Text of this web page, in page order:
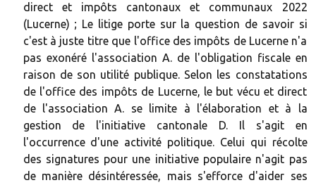
direct et impôts cantonaux et communaux 2022
(Lucerne) ; Le litige porte sur la question de savoir si
c'est à juste titre que l'office des impôts de Lucerne n'a
pas exonéré l'association A. de l'obligation fiscale en
raison de son utilité publique. Selon les constatations
de l'office des impôts de Lucerne, le but vécu et direct
de l'association A. se limite à l'élaboration et à la
gestion de l'initiative cantonale D. Il s'agit en
l'occurrence d'une activité politique. Celui qui récolte
des signatures pour une initiative populaire n'agit pas
de manière désintéressée, mais s'efforce d'aider ses